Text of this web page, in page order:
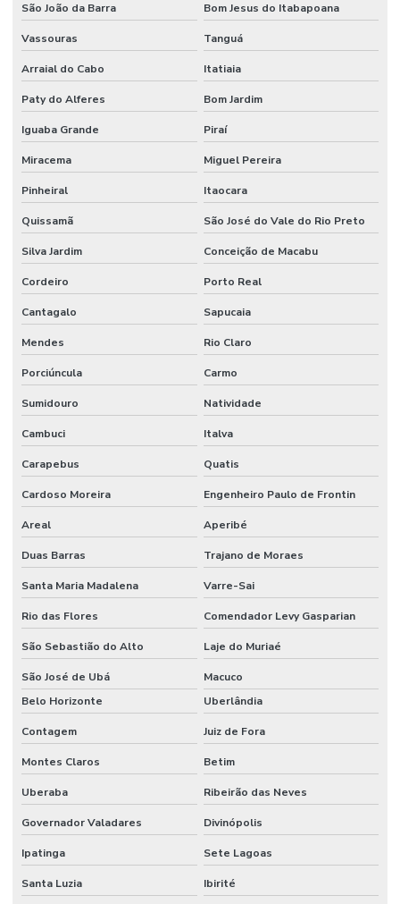
São João da Barra Bom Jesus do Itabapoana
Vassouras Tanguá
Arraial do Cabo Itatiaia
Paty do Alferes Bom Jardim
Iguaba Grande Piraí
Miracema Miguel Pereira
Pinheiral Itaocara
Quissamã São José do Vale do Rio Preto
Silva Jardim Conceição de Macabu
Cordeiro Porto Real
Cantagalo Sapucaia
Mendes Rio Claro
Porciúncula Carmo
Sumidouro Natividade
Cambuci Italva
Carapebus Quatis
Cardoso Moreira Engenheiro Paulo de Frontin
Areal Aperibé
Duas Barras Trajano de Moraes
Santa Maria Madalena Varre-Sai
Rio das Flores Comendador Levy Gasparian
São Sebastião do Alto Laje do Muriaé
São José de Ubá
Macuco
Belo Horizonte
Uberlândia
Contagem Juiz de Fora
Montes Claros Betim
Uberaba Ribeirão das Neves
Governador Valadares Divinópolis
Ipatinga Sete Lagoas
Santa Luzia Ibirité